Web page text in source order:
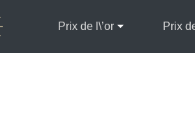
Prix de l\’or Prix